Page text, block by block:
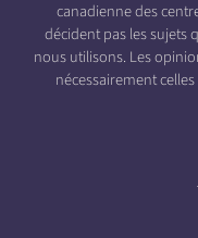
canadienne des
décident pas les sujets
nous utilisons. Les
nécessairement